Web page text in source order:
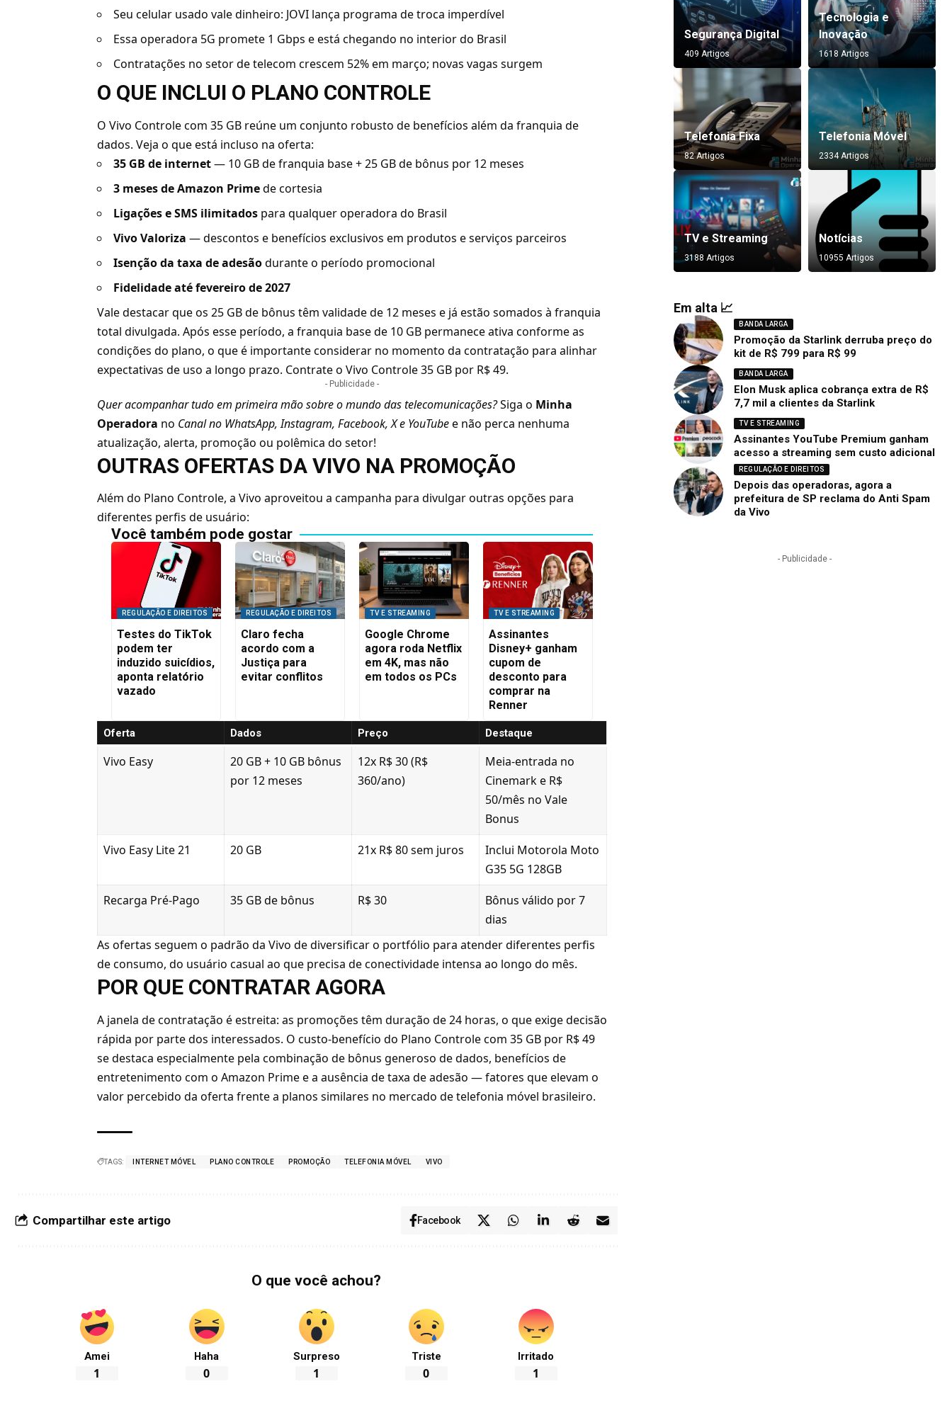
Seu celular usado vale dinheiro: JOVI lança programa de troca imperdível
Essa operadora 5G promete 1 Gbps e está chegando no interior do Brasil
Contratações no setor de telecom crescem 52% em março; novas vagas surgem
O QUE INCLUI O PLANO CONTROLE
O Vivo Controle com 35 GB reúne um conjunto robusto de benefícios além da franquia de
dados. Veja o que está incluso na oferta:
35 GB de internet— 10 GB de franquia base + 25 GB de bônus por 12 meses
3 meses de Amazon Primede cortesia
Ligações e SMS ilimitados para qualquer operadora do Brasil
Vivo Valoriza — descontos e benefícios exclusivos em produtos e serviços parceiros
Isenção da taxa de adesãodurante o período promocional
Fidelidade até fevereiro de 2027
Vale destacar que os 25 GB de bônus têm validade de 12 meses e já estão somados à franquia
total divulgada. Após esse período, a franquia base de 10 GB permanece ativa conforme as
condições do plano, o que é importante considerar no momento da contratação para alinhar
expectativas de uso a longo prazo. Contrate o Vivo Controle 35 GB por R$ 49.
- Publicidade -
Quer acompanhar tudo em primeira mão sobre o mundo das telecomunicações?Siga o Minha
Operadora no Canal no WhatsApp,Instagram,Facebook,Xe YouTubee não perca nenhuma
atualização, alerta, promoção ou polêmica do setor!
OUTRAS OFERTAS DA VIVO NA PROMOÇÃO
Além do Plano Controle, a Vivo aproveitou a campanha para divulgar outras opções para
diferentes perfis de usuário:
Você também pode gostar
REGULAÇÃO E DIREITOS
Testes do TikTok
podem ter
induzido suicídios,
aponta relatório
vazado
REGULAÇÃO E DIREITOS
Claro fecha
acordo com a
Justiça para
evitar conflitos
TV E STREAMING
Google Chrome
agora roda Netflix
em 4K, mas não
em todos os PCs
TV E STREAMING
Assinantes
Disney+ ganham
cupom de
desconto para
comprar na
Renner
Oferta Dados Preço Destaque
Vivo Easy
20 GB + 10 GB bônus
por 12 meses
12x R$ 30 (R$
360/ano)
Meia-entrada no
Cinemark e R$
50/mês no Vale
Bonus
Vivo Easy Lite 21
20 GB 21x R$ 80 sem juros
Inclui Motorola Moto
G35 5G 128GB
Recarga Pré-Pago
35 GB de bônus R$ 30
Bônus válido por 7
dias
As ofertas seguem o padrão da Vivo de diversificar o portfólio para atender diferentes perfis
de consumo, do usuário casual ao que precisa de conectividade intensa ao longo do mês.
POR QUE CONTRATAR AGORA
A janela de contratação é estreita: as promoções têm duração de 24 horas, o que exige decisão
rápida por parte dos interessados. O custo-benefício do Plano Controle com 35 GB por R$ 49
se destaca especialmente pela combinação de bônus generoso de dados, benefícios de
entretenimento com o Amazon Prime e a ausência de taxa de adesão — fatores que elevam o
valor percebido da oferta frente a planos similares no mercado de telefonia móvel brasileiro.
TAGS: INTERNET MÓVEL PLANO CONTROLE PROMOÇÃO TELEFONIA MÓVEL VIVO
Compartilhar este artigo Facebook
O que você achou?
Amei
1
Haha
0
Surpreso
1
Triste
0
Irritado
1
Segurança Digital
409 Artigos
Tecnologia e
Inovação
1618 Artigos
Telefonia Fixa
82 Artigos
Telefonia Móvel
2334 Artigos
TV e Streaming
3188 Artigos
Notícias
10955 Artigos
Em alta 📈
BANDA LARGA
Promoção da Starlink derruba preço do
kit de R$ 799 para R$ 99
BANDA LARGA
Elon Musk aplica cobrança extra de R$
7,7 mil a clientes da Starlink
TV E STREAMING
Assinantes YouTube Premium ganham
acesso a streaming sem custo adicional
REGULAÇÃO E DIREITOS
Depois das operadoras, agora a
prefeitura de SP reclama do Anti Spam
da Vivo
- Publicidade -